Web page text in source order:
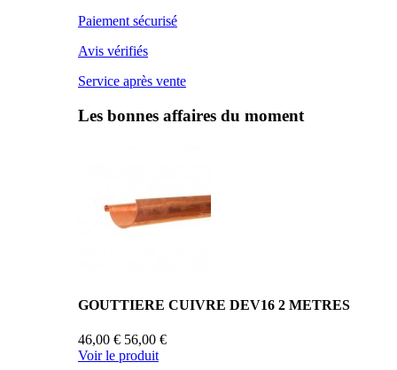
Paiement sécurisé
Avis vérifiés
Service après vente
Les bonnes affaires du moment
GOUTTIERE CUIVRE DEV16 2 METRES
46,00 € 56,00 €
Voir le produit